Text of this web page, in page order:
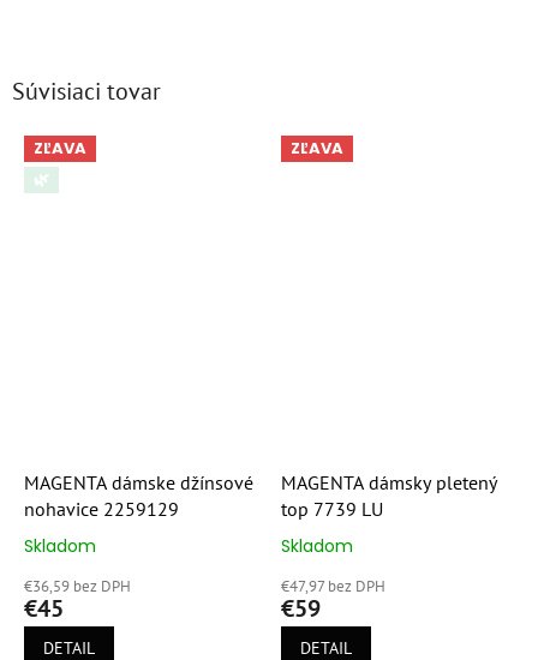
Súvisiaci tovar
ZĽAVA
🌿
MAGENTA dámske džínsové
nohavice 2259129
Priemerné
produktu
je
5,0
Skladom
€36,59 bez DPH
€45
DETAIL
ZĽAVA
MAGENTA dámsky pletený
top 7739 LU
Priemerné
produktu
je
5,0
Skladom
€47,97 bez DPH
€59
DETAIL